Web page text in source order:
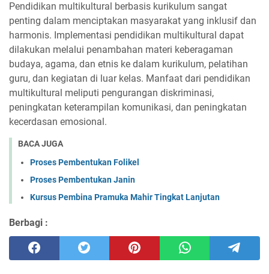
Pendidikan multikultural berbasis kurikulum sangat
penting dalam menciptakan masyarakat yang inklusif dan
harmonis. Implementasi pendidikan multikultural dapat
dilakukan melalui penambahan materi keberagaman
budaya, agama, dan etnis ke dalam kurikulum, pelatihan
guru, dan kegiatan di luar kelas. Manfaat dari pendidikan
multikultural meliputi pengurangan diskriminasi,
peningkatan keterampilan komunikasi, dan peningkatan
kecerdasan emosional.
BACA JUGA
Proses Pembentukan Folikel
Proses Pembentukan Janin
Kursus Pembina Pramuka Mahir Tingkat Lanjutan
Berbagi :